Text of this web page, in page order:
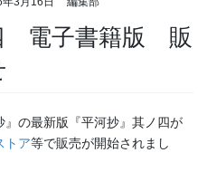
の最新版『平河抄』其ノ四が
トア等で販売が開始されまし